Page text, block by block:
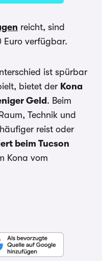
reicht, sind
Euro verfügbar.
ist spürbar
bietet der Kona
Geld. Beim
Technik und
reist oder
beim Tucson
Kona vom